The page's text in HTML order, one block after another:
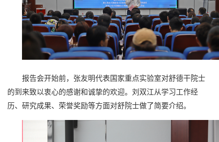
报告会开始前，张友明代表国家重点实验室对舒德干院士
的到来致以衷心的感谢和诚挚的欢迎。刘双江从学习工作经
历、研究成果、荣誉奖励等方面对舒院士做了简要介绍。